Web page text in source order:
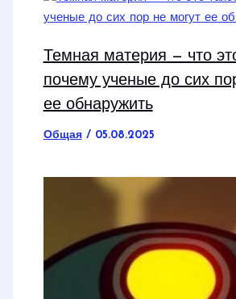
Темная материя — что
почему ученые до сих
ее обнаружить
Общая/ 05.08.2025